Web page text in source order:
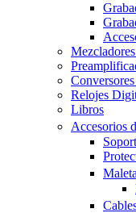
Relojes
Libros
Accesorios